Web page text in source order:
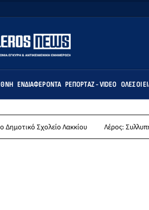
ΕΝΔΙΑΦΈΡΟΝΤΑ ΡΕΠΟΡΤΆΖ - VIDEO ΌΛΕΣ ΟΙ
Λακκίου Λέρος: Συλλυπητήρια